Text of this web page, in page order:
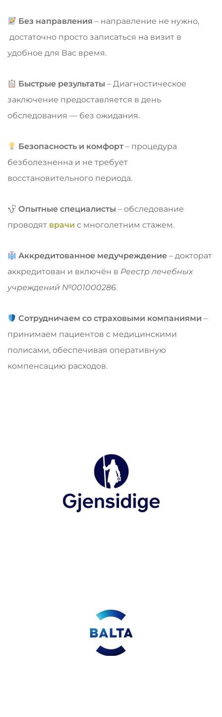
Без направления – направление не нужно,
достаточно просто записаться на визит в
удобное для Вас время.
Быстрые результаты – Диагностическое
заключение предоставляется в день
обследования — без ожидания.
Безопасность и комфорт – процедура
безболезненна и не требует
восстановительного периода.
Опытные специалисты – обследование
проводят врачи с многолетним стажем.
Аккредитованное медучреждение – докторат
аккредитован и включён в Реестр лечебных
учреждений №001000286.
Сотрудничаем со страховыми компаниями –
принимаем пациентов с медицинскими
полисами, обеспечивая оперативную
компенсацию расходов.